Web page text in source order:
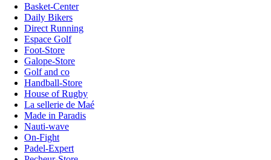
Basket-Center
Daily Bikers
Direct Running
Espace Golf
Foot-Store
Galope-Store
Golf and co
Handball-Store
House of Rugby
La sellerie de Maé
Made in Paradis
Nauti-wave
On-Fight
Padel-Expert